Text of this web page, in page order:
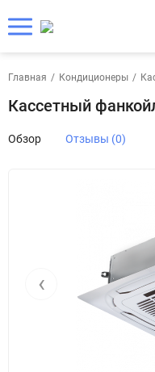
Главная / Кондиционеры /
Кассетный
Обзор Отзывы (0)
‹